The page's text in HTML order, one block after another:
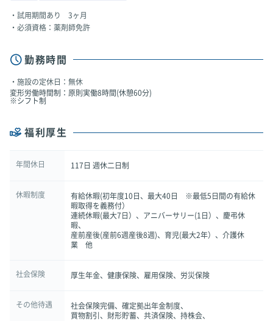
試用期間あり 3ヶ月
必須資格：薬剤師免許
勤務時間
施設の定休日：無休
変形労働時間制：原則実働8時間(休憩60分)
※シフト制
福利厚生
年間休日 117日 週休二日制
休暇制度
有給休暇(初年度10日、最大40日 ※最低5日間の有給休
暇取得を義務付）
連続休暇(最大7日）、アニバーサリー(1日）、慶弔休
暇、
産前産後(産前6週産後8週)、育児(最大2年）、介護休
業 他
社会保険 厚生年金、健康保険、雇用保険、労災保険
その他待遇
社会保険完備、確定拠出年金制度、
買物割引、財形貯蓄、共済保険、持株会、